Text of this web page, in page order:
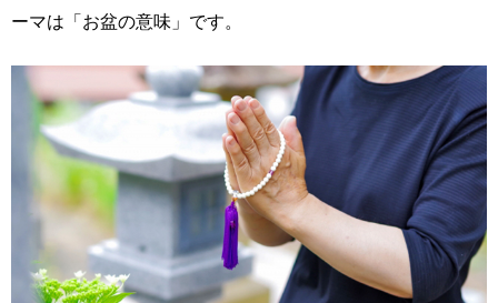
ーマは「お盆の意味」です。